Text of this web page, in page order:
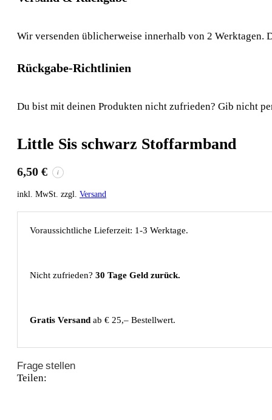
Wir versenden üblicherweise innerhalb von 2 Werktagen.
Rückgabe-Richtlinien
Du bist mit deinen Produkten nicht zufrieden? Gib nicht
Little Sis schwarz Stoffarmband
6,50 € i
inkl. MwSt. zzgl. Versand
Voraussichtliche Lieferzeit: 1-3 Werktage.
Nicht zufrieden? 30 Tage Geld zurück.
Gratis Versand ab € 25,– Bestellwert.
Frage stellen
Teilen: